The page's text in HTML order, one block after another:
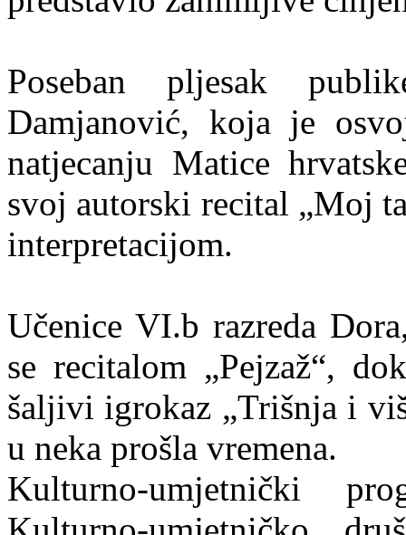
Poseban pljesak
Damjanović, koja je
natjecanju Matice
svoj autorski recital „Moj
interpretacijom.
Učenice VI.b razreda
se recitalom „Pejzaž“,
šaljivi igrokaz „Trišnja i
u neka prošla vremena.
Kulturno-umjetnički